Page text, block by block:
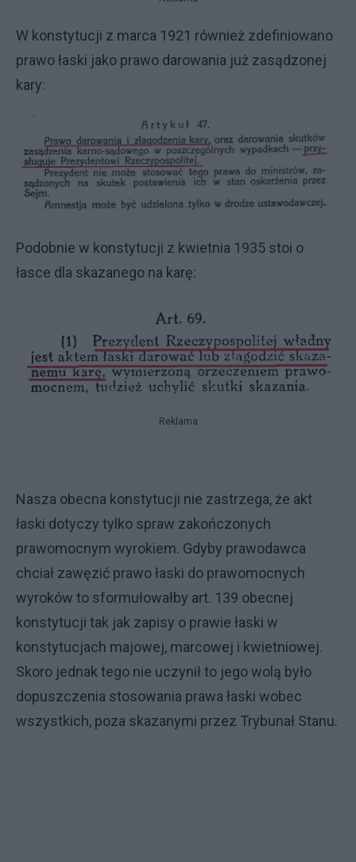
W konstytucji z marca 1921 również zdefiniowano
prawo łaski jako prawo darowania już zasądzonej
kary:
Podobnie w konstytucji z kwietnia 1935 stoi o
łasce dla skazanego na karę:
Reklama
Nasza obecna konstytucji nie zastrzega, że akt
łaski dotyczy tylko spraw zakończonych
prawomocnym wyrokiem. Gdyby prawodawca
chciał zawęzić prawo łaski do prawomocnych
wyroków to sformułowałby art. 139 obecnej
konstytucji tak jak zapisy o prawie łaski w
konstytucjach majowej, marcowej i kwietniowej.
Skoro jednak tego nie uczynił to jego wolą było
dopuszczenia stosowania prawa łaski wobec
wszystkich, poza skazanymi przez Trybunał Stanu.